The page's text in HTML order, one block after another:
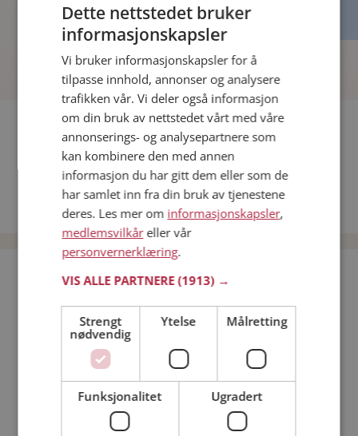
Fler single
Date menn i Norge
Date kvinner i Norge
Bli medlem gratis!
Jeg er en: Mann Kvinne
Min alder:
Dette nettstedet bruker
informasjonskapsler
Vi bruker informasjonskapsler for å
tilpasse innhold, annonser og analysere
trafikken vår. Vi deler også informasjon
om din bruk av nettstedet vårt med våre
annonserings- og analysepartnere som
kan kombinere den med annen
informasjon du har gitt dem eller som de
har samlet inn fra din bruk av tjenestene
deres. Les mer om informasjonskapsler,
medlemsvilkåreller vår
personvernerklæring.
VIS ALLE PARTNERE(1913) →
Strengt
nødvendig
Ytelse Målretting
Funksjonalitet Ugradert